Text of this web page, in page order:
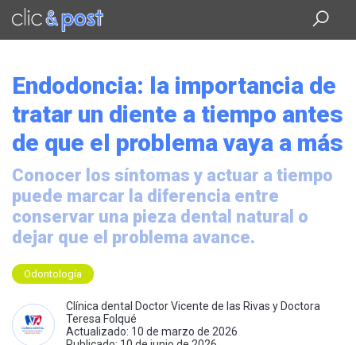
Saltar
contenido
Endodoncia: la importancia de
tratar un diente a tiempo antes
de que el problema vaya a más
Conocer los síntomas y actuar a tiempo
puede marcar la diferencia entre
conservar una pieza dental natural o
dejar que el problema avance.
Odontología
Clínica dental Doctor Vicente de las Rivas y Doctora
Teresa Folqué
Actualizado: 10 de marzo de 2026